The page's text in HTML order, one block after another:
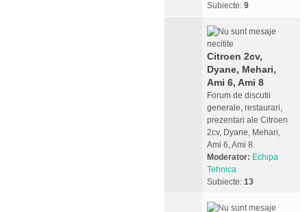
Subiecte: 9
Citroen 2cv,
Dyane, Mehari,
Ami 6, Ami 8
Forum de discutii
generale, restaurari,
prezentari ale Citroen
2cv, Dyane, Mehari,
Ami 6, Ami 8.
Moderator: Echipa
Tehnica
Subiecte: 13